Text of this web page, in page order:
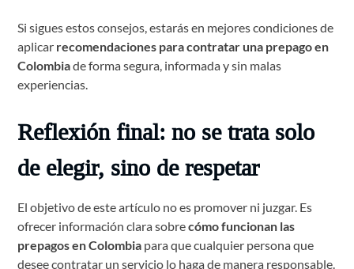
Si sigues estos consejos, estarás en mejores condiciones de
aplicar recomendaciones para contratar una prepago en
Colombiade forma segura, informada y sin malas
experiencias.
Reflexión final: no se trata solo
de elegir, sino de respetar
El objetivo de este artículo no es promover ni juzgar. Es
ofrecer información clara sobrecómo funcionan las
prepagos en Colombia para que cualquier persona que
desee contratar un servicio lo haga de manera responsable.